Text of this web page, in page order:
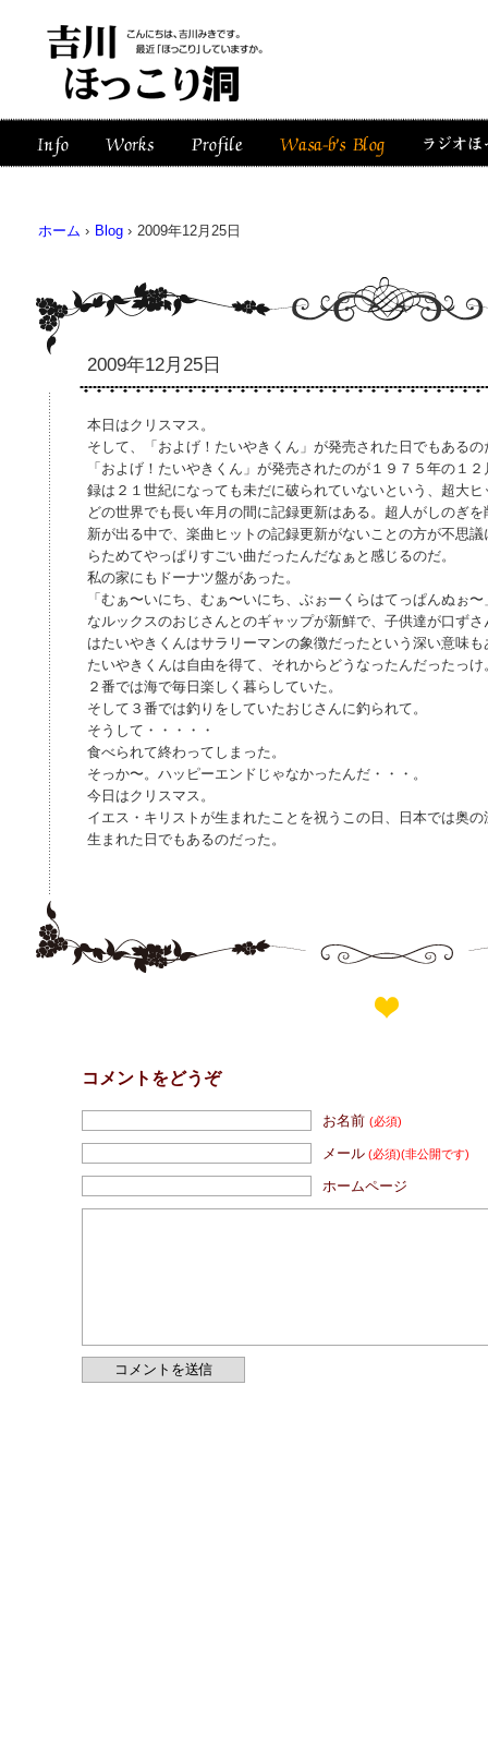
ホーム › Blog › 2009年12月25日
2009年12月25日
本日はクリスマス。
そして、「およげ！たいやきくん」が発売された日でもあるの
「およげ！たいやきくん」が発売されたのが１９７５年の１
録は２１世紀になっても未だに破られていないという、超大
どの世界でも長い年月の間に記録更新はある。超人がしのぎ
新が出る中で、楽曲ヒットの記録更新がないことの方が不思
らためてやっぱりすごい曲だったんだなぁと感じるのだ。
私の家にもドーナツ盤があった。
「むぁ〜いにち、むぁ〜いにち、ぶぉーくらはてっぱんぬぉ
なルックスのおじさんとのギャップが新鮮で、子供達が口ず
はたいやきくんはサラリーマンの象徴だったという深い意味も
たいやきくんは自由を得て、それからどうなったんだったっけ
２番では海で毎日楽しく暮らしていた。
そして３番では釣りをしていたおじさんに釣られて。
そうして・・・・・
食べられて終わってしまった。
そっか〜。ハッピーエンドじゃなかったんだ・・・。
今日はクリスマス。
イエス・キリストが生まれたことを祝うこの日、日本では奥
生まれた日でもあるのだった。
コメントをどうぞ
お名前(必須)
メール (必須)(非公開です)
ホームページ